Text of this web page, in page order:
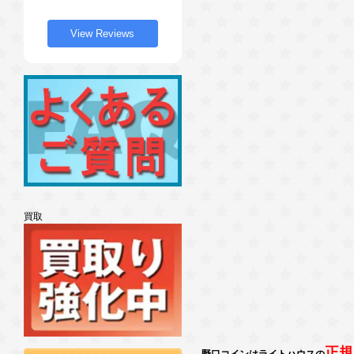
View Reviews
買取